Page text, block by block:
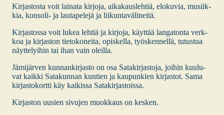
Kir­jas­tos­ta voit lai­na­ta kir­jo­ja, aika­kaus­leh­tiä, elo­ku­via, musiik­
kia, kon­so­li- ja lau­ta­pe­le­jä ja lii­kun­ta­vä­li­nei­tä.
Kir­jas­tos­sa voit lukea leh­tiä ja kir­jo­ja, käyt­tää lan­ga­ton­ta verk­
koa ja kir­jas­ton tie­to­ko­nei­ta, opis­kel­la, työs­ken­nel­lä, tutus­tua
näyt­te­lyi­hin tai ihan vain oleil­la.
Jämi­jär­ven kun­nan­kir­jas­to on osa Sata­kir­jas­to­ja, joi­hin kuu­lu­
vat kaik­ki Sata­kun­nan kun­tien ja kau­pun­kien kir­jas­tot. Sama
kir­jas­to­kort­ti käy kai­kis­sa Sata­kir­jas­tois­sa.
Kir­jas­ton uusien sivu­jen muok­kaus on kes­ken.